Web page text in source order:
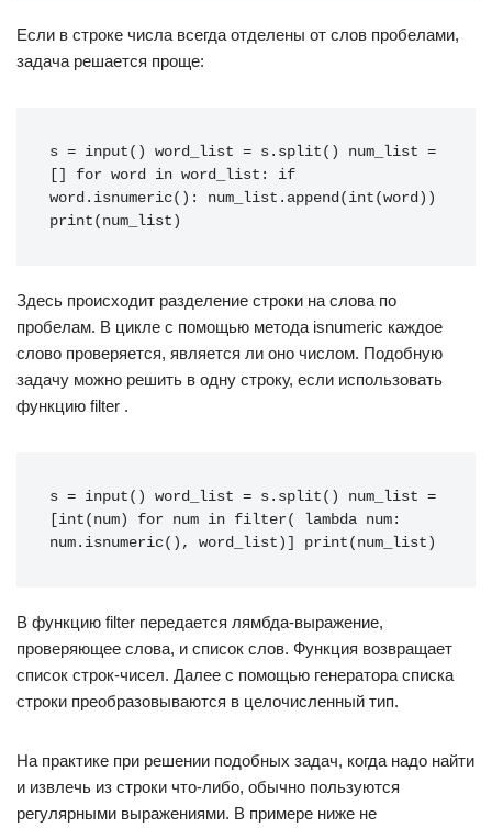
Если в строке числа всегда отделены от слов пробелами,
задача решается проще:
s = input () word_list = s . split () num_list =
for word in word_list :
if
word . isnumeric(): num_list . append( int ( word ))
print ( num_list )
Здесь происходит разделение строки на слова по
пробелам. В цикле с помощью метода isnumeric каждое
слово проверяется, является ли оно числом. Подобную
задачу можно решить в одну строку, если использовать
функцию filter .
s = input () word_list = s . split () num_list =
int ( num ) for num in filter( lambda num :
num . isnumeric(), word_list )] print ( num_list )
В функцию filter передается лямбда-выражение,
проверяющее слова, и список слов. Функция возвращает
список строк-чисел. Далее с помощью генератора списка
строки преобразовываются в целочисленный тип.
На практике при решении подобных задач, когда надо найти
и извлечь из строки что-либо, обычно пользуются
регулярными выражениями. В примере ниже не